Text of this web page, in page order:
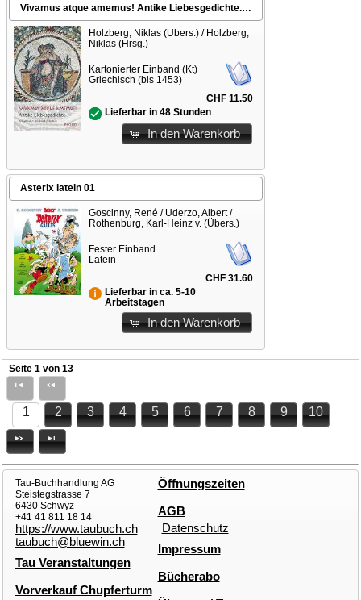
Vivamus atque amemus! Antike Liebesgedichte. Griechisch/Lateinisch/Deutsch
Holzberg, Niklas (Übers.) / Holzberg,
Niklas (Hrsg.)
Kartonierter Einband (Kt)
Griechisch (bis 1453)
CHF 11.50
Lieferbar in 48 Stunden
In den Warenkorb
Asterix latein 01
Goscinny, René / Uderzo, Albert /
Rothenburg, Karl-Heinz v. (Übers.)
Fester Einband
Latein
CHF 31.60
Lieferbar in ca. 5-10
Arbeitstagen
In den Warenkorb
Seite 1 von 13
1 2 3 4 5 6 7 8 9 10
Tau-Buchhandlung AG
Steistegstrasse 7
6430 Schwyz
+41 41 811 18 14
https://www.taubuch.ch
taubuch@bluewin.ch
Öffnungszeiten
AGB
Datenschutz
Impressum
Tau Veranstaltungen
Bücherabo
Vorverkauf Chupferturm